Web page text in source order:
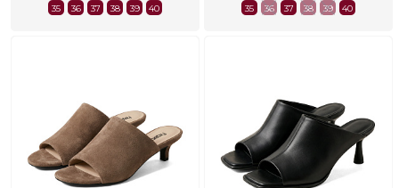
35
36 37 38 39 40
35
36 37 38 39 40